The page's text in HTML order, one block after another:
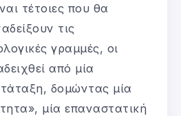
τέτοιες που θα
τις
γραμμές, οι
από μία
δομώντας μία
μία επαναστατική